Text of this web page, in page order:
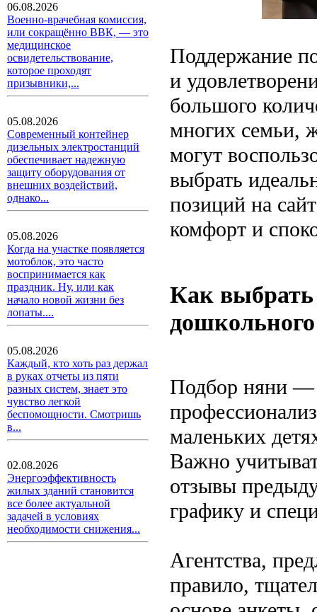
06.08.2026
Военно-врачебная комиссия,
или сокращённо ВВК, — это
медицинское
освидетельствование,
которое проходят
призывники,...
05.08.2026
Современный контейнер
дизельных электростанций
обеспечивает надежную
защиту оборудования от
внешних воздействий,
однако...
05.08.2026
Когда на участке появляется
мотоблок, это часто
воспринимается как
праздник. Ну, или как
начало новой жизни без
лопаты....
05.08.2026
Каждый, кто хоть раз держал
в руках отчеты из пяти
разных систем, знает это
чувство легкой
беспомощности. Смотришь
в...
02.08.2026
Энергоэффективность
жилых зданий становится
все более актуальной
задачей в условиях
необходимости снижения...
Поддержание
и
большого
многих семьи,
могут
выбрать
позиций на
комфорт и
Как
дошкольного
Подбор няни —
маленьких
Важно
отзывы
графику и
Агентства,
правило,